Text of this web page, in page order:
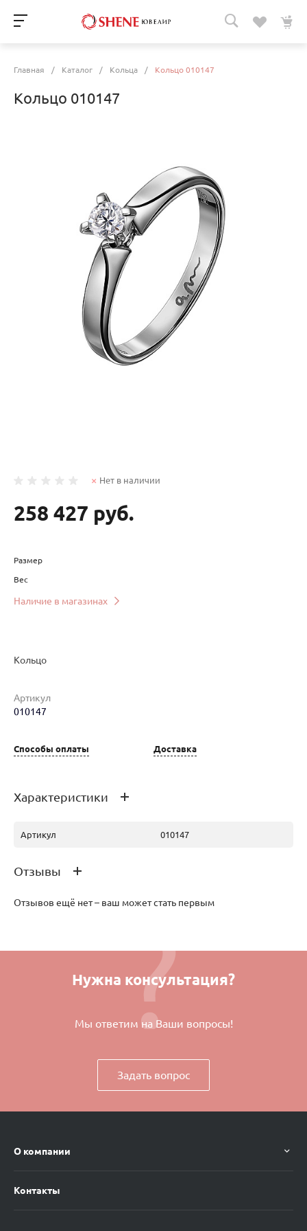
Главная / Каталог / Кольца / Кольцо 010147
Кольцо 010147
Нет в наличии
258 427 руб.
Размер
Вес
Наличие в магазинах
Кольцо (30188907) 16.5
Кольцо
Артикул
010147
Способы оплаты Доставка
Характеристики
Артикул 010147
Отзывы
Отзывов ещё нет – ваш может стать первым
Нужна консультация?
Мы ответим на Ваши вопросы!
Задать вопрос
О компании
Контакты